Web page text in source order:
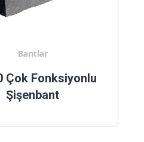
Çok Fonksiyonlu
Şişenbant
Bantlar